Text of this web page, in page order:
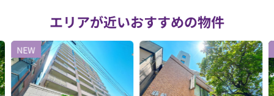
エリアが近いおすすめの物件
NEW